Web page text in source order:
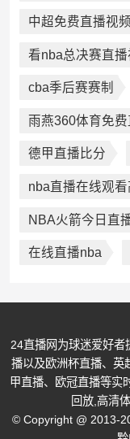
中超免费直播视频
看nba总决赛直播
cba季后赛赛制
雨燕360体育免费
德甲直播比分
nba直播在线观
NBA火箭今日直
在线直播nba
24直播网为球迷爱好者
播以及欧洲杯直播、英
甲直播、欧冠直播等实
回放,高清
© Copyright @ 2013-